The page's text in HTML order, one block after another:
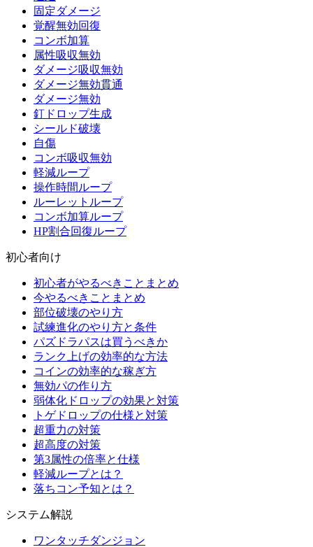
固定ダメージ
覚醒無効回復
コンボ加算
属性吸収無効
ダメージ吸収無効
ダメージ無効貫通
ダメージ無効
釘ドロップ生成
シールド破壊
自傷
コンボ吸収無効
軽減ループ
操作時間ループ
ルーレットループ
コンボ加算ループ
HP割合回復ループ
初心者向け
初心者がやるべきことまとめ
今やるべきことまとめ
部位破壊のやり方
試練進化のやり方と条件
パズドラパスは買うべきか
ランク上げの効率的な方法
コインの効率的な稼ぎ方
無効パの作り方
弱体化ドロップの効果と対策
トゲドロップの仕様と対策
超重力の対策
超高度の対策
第3属性の倍率と仕様
軽減ループとは？
落ちコン予知とは？
システム解説
ワンタッチダンジョン